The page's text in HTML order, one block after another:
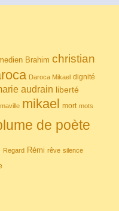
Brahim christian
Daroca Mikael dignité
audrain liberté
maville mikael mort mots
de poète
Regard Rémi rêve silence